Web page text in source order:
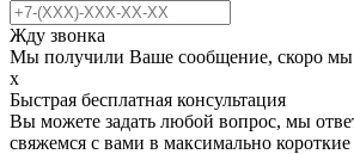
Жду звонка
Мы получили Ваше сообщение, скоро
х
Быстрая бесплатная консультация
Вы можете задать любой вопрос, мы
свяжемся с вами в максимально короткие